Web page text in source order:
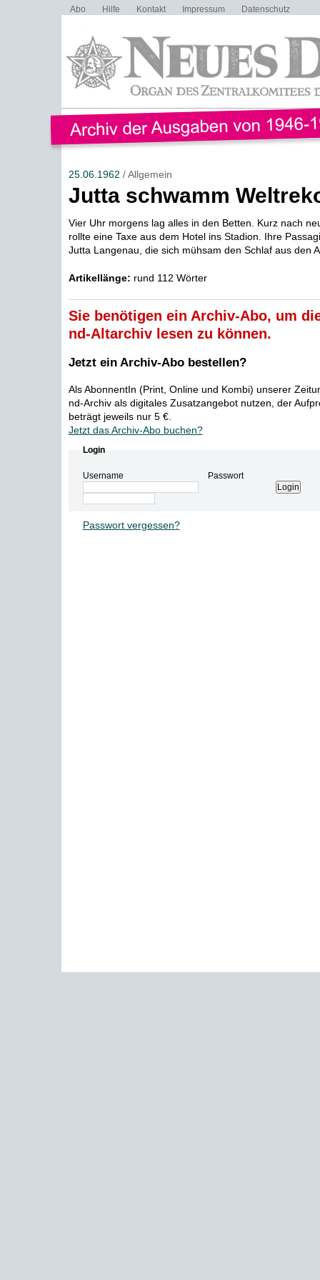
Abo Hilfe Kontakt Impressum Datenschutz
25.06.1962 / Allgemein
Jutta schwamm
Vier Uhr morgens lag alles in den Betten. Kurz nach
rollte eine Taxe aus dem Hotel ins Stadion. Ihre
Jutta Langenau, die sich mühsam den Schlaf aus den
Artikellänge: rund 112 Wörter
Sie benötigen ein Archiv-Abo, um
nd-Altarchiv lesen zu können.
Jetzt ein Archiv-Abo bestellen?
Als AbonnentIn (Print, Online und Kombi) unserer
nd-Archiv als digitales Zusatzangebot nutzen, der
beträgt jeweils nur 5 €.
Jetzt das Archiv-Abo buchen?
Login
Username Passwort
Passwort vergessen?